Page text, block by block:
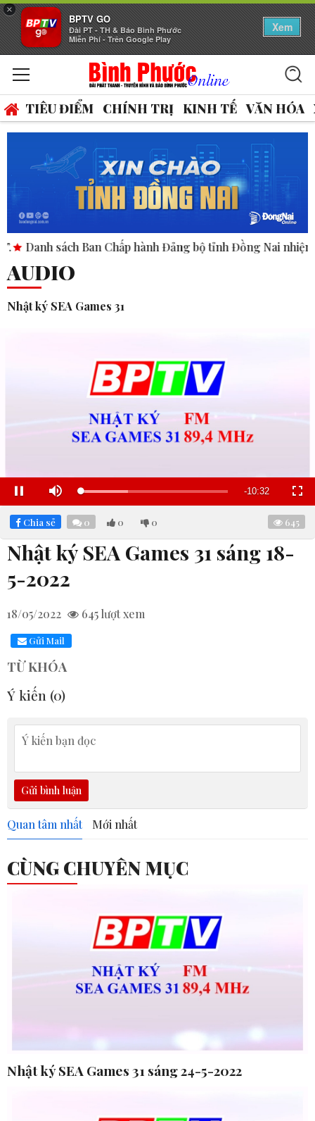
×
BPTV GO
Đài PT - TH & Báo Bình Phước
Miễn Phí - Trên Google Play
Xem
TIÊU ĐIỂM CHÍNH TRỊ KINH TẾ VĂN HÓA
Ban Chấp hành Đảng bộ tỉnh Đồng Nai nhiệm kỳ 2020-
AUDIO
Nhật ký SEA Games 31
Pause Mute Loaded:
32.50%
Remaining
-10:31
Chia sẻ 0 0 0 645
Nhật ký SEA Games 31 sáng 18-
5-2022
18/05/2022 645lượt xem
Gửi Mail
TỪ KHÓA
Ý kiến (0)
Gửi bình luận
Quan tâm nhất Mới nhất
CÙNG CHUYÊN MỤC
Nhật ký SEA Games 31 sáng 24-5-2022